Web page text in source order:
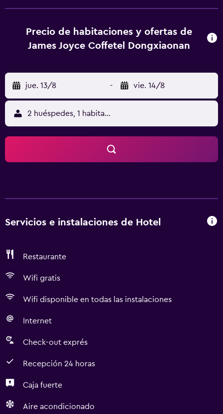
Precio de habitaciones y ofertas de
James Joyce Coffetel Dongxiaonan
jue. 13/8 - vie. 14/8
2 huéspedes, 1 habitación
Servicios e instalaciones de Hotel
Restaurante
Wifi gratis
Wifi disponible en todas las instalaciones
Internet
Check-out exprés
Recepción 24 horas
Caja fuerte
Aire acondicionado